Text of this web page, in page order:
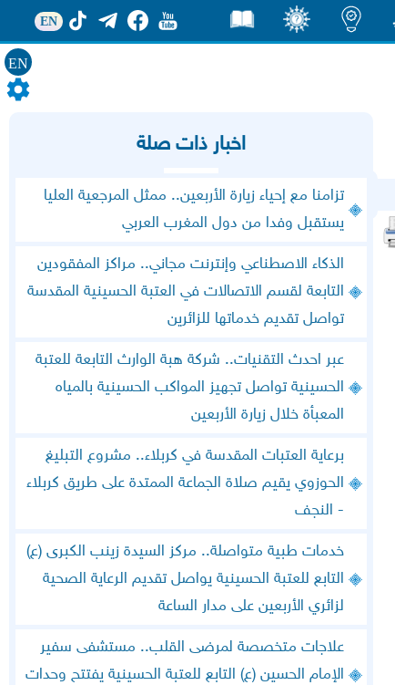
EN
EN
اخبار ذات صلة
تزامنا مع إحياء زيارة الأربعين.. ممثل المرجعية العليا
يستقبل وفدا من دول المغرب العربي
الذكاء الاصطناعي وإنترنت مجاني.. مراكز المفقودين
التابعة لقسم الاتصالات في العتبة الحسينية المقدسة
تواصل تقديم خدماتها للزائرين
عبر احدث التقنيات.. شركة هبة الوارث التابعة للعتبة
الحسينية تواصل تجهيز المواكب الحسينية بالمياه
المعبأة خلال زيارة الأربعين
برعاية العتبات المقدسة في كربلاء.. مشروع التبليغ
الحوزوي يقيم صلاة الجماعة الممتدة على طريق كربلاء
- النجف
خدمات طبية متواصلة.. مركز السيدة زينب الكبرى (ع)
التابع للعتبة الحسينية يواصل تقديم الرعاية الصحية
لزائري الأربعين على مدار الساعة
علاجات متخصصة لمرضى القلب.. مستشفى سفير
الإمام الحسين (ع) التابع للعتبة الحسينية يفتتح وحدات